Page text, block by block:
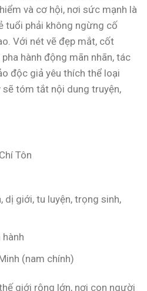
và cơ hội, nơi sức mạnh là
tuổi phải không ngừng cố
Với nét vẽ đẹp mắt, cốt
hành động mãn nhãn, tác
độc giả yêu thích thể loại
sẽ tóm tắt nội dung truyện,
Tôn
dị giới, tu luyện, trọng sinh,
(nam chính)
giới rộng lớn, nơi con người